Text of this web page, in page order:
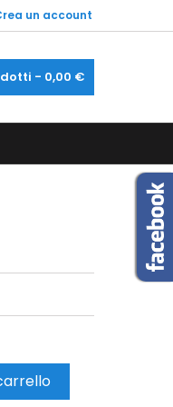
un account
- 0,00 €